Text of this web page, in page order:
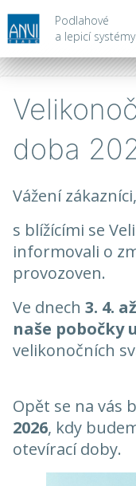
Podlahové
a lepicí systémy
doba
Vážení zákazníci,
s blížícími se
informovali o
provozoven.
Ve dnech 3. 4.
naše pobočky
velikonočních
Opět se na vás
2026, kdy
otevírací doby.